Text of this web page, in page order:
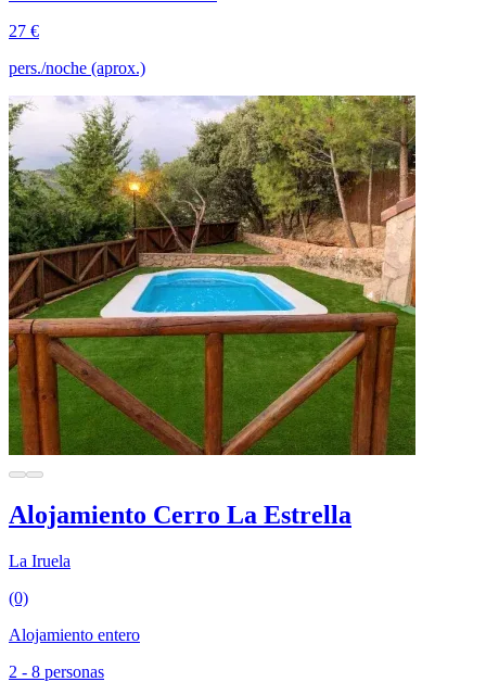
27 €
pers./noche (aprox.)
Alojamiento Cerro La Estrella
La Iruela
(0)
Alojamiento entero
2 - 8 personas